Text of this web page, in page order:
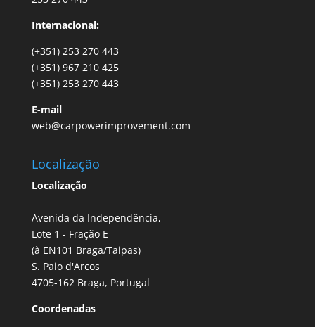
Internacional:
(+351) 253 270 443
(+351) 967 210 425
(+351) 253 270 443
E-mail
web@carpowerimprovement.com
Localização
Localização
Avenida da Independência,
Lote 1 - Fração E
(à EN101 Braga/Taipas)
S. Paio d'Arcos
4705-162 Braga, Portugal
Coordenadas